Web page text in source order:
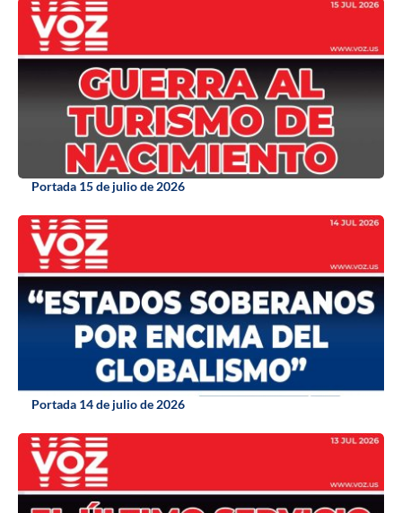
Portada 15 de julio de 2026
Portada 14 de julio de 2026